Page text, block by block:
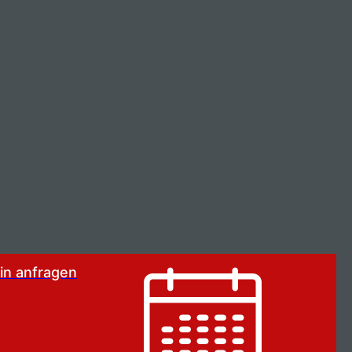
anfragen